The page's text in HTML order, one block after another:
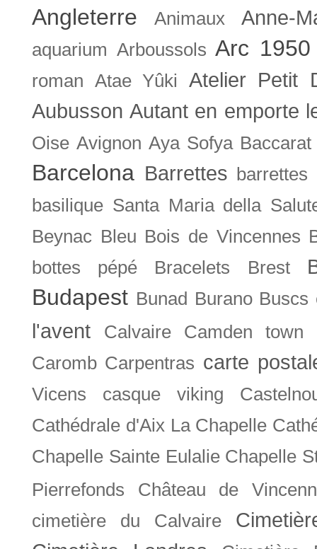
Angleterre Animaux Anne-
aquarium Arboussols Arc 1950
roman Atae Yûki
Atelier Petit
Aubusson Autant en emporte
Oise Avignon Aya Sofya Baccarat
Barcelona Barrettes barrettes
basilique Santa Maria della
Beynac Bleu Bois de Vincennes
bottes pépé
Bracelets Brest
Budapest Bunad Burano Buscs
l'avent Calvaire Camden town
Caromb Carpentras carte
Vicens casque viking
Cathédrale d'Aix La Chapelle
Chapelle Sainte Eulalie Chapelle
Pierrefonds
Château de
cimetière du Calvaire